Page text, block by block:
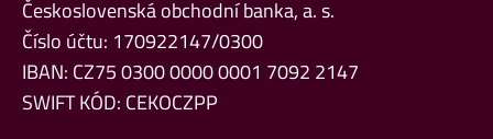
Československá obchodní banka, a. s.
Číslo účtu: 170922147/0300
IBAN: CZ75 0300 0000 0001 7092 2147
SWIFT KÓD: CEKOCZPP